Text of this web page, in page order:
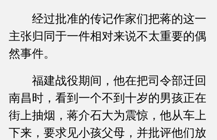
经过批准的传记作家们把蒋的这一
主张归同于一件相对来说不太重要的偶
然事件。
福建战役期间，他在把司令部迁回
南昌时，看到一个不到十岁的男孩正在
街上抽烟，蒋介石大为震惊，他从车上
下来，要求见小孩父母，并批评他们放